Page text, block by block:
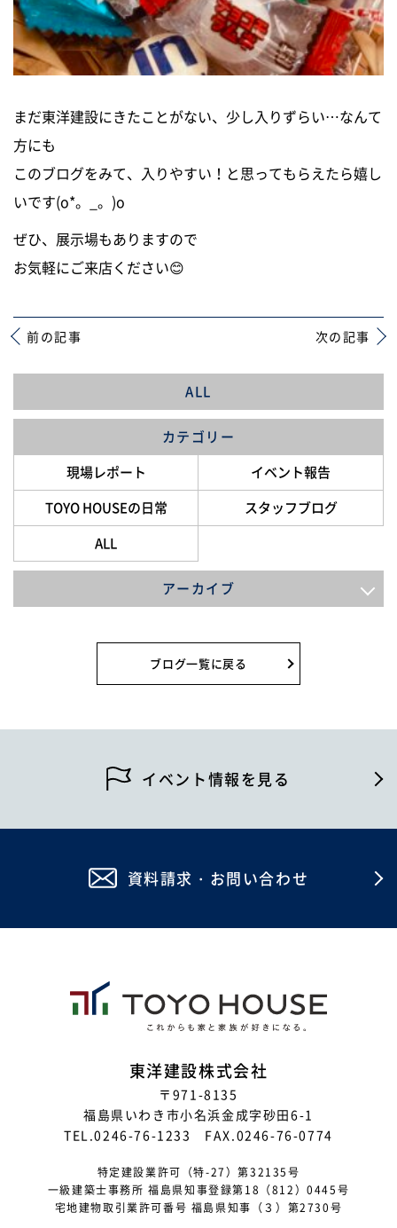
まだ東洋建設にきたことがない、少し入りずらい…なんて
方にも
このブログをみて、入りやすい！と思ってもらえたら嬉し
いです(o*。_。)o
ぜひ、展示場もありますので
お気軽にご来店ください😊
前の記事 次の記事
ALL
カテゴリー
現場レポート
イベント報告
TOYO HOUSEの日常
スタッフブログ
ALL
アーカイブ
2026年7月
2026年5月
2026年4月
2025年12月
2025年7月
2025年6月
2025年5月
2025年4月
2025年3月
2025年2月
ブログ一覧に戻る
イベント情報を見る
資料請求・お問い合わせ
東洋建設株式会社
〒971-8135
福島県いわき市小名浜金成字砂田6-1
TEL.0246-76-1233 FAX.0246-76-0774
特定建設業許可（特-27）第32135号
一級建築士事務所 福島県知事登録第18（812）0445号
宅地建物取引業許可番号 福島県知事（３）第2730号